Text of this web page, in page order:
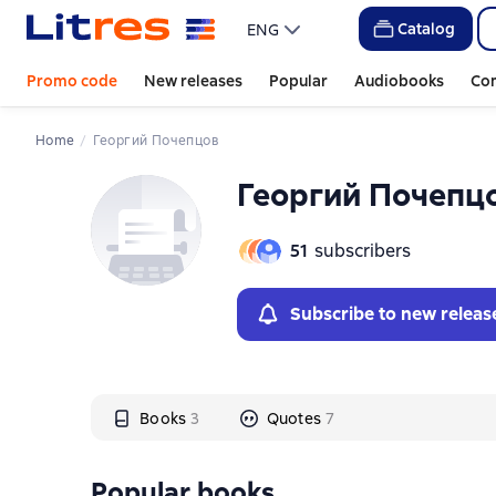
ENG Catalog
Promo code New releases Popular Audiobooks
Home Георгий Почепцов
Георгий
51 subscribers
Subscribe to new
Books 3 Quotes 7
Слайдер с книгами
Слайдер с книгами